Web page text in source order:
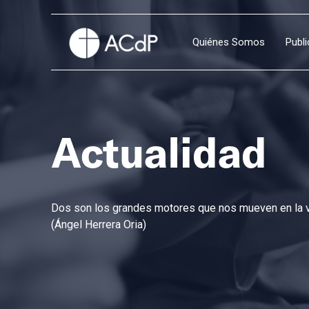
Quiénes Somos
Actualidad
Dos son los grandes motores que nos mueven en la
(Ángel Herrera Oria)